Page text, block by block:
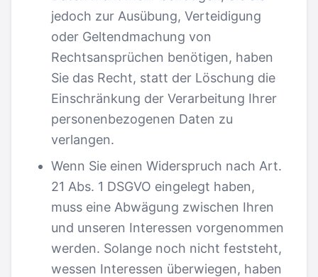
jedoch zur Ausübung, Verteidigung
oder Geltendmachung von
Rechtsansprüchen benötigen, haben
Sie das Recht, statt der Löschung die
Einschränkung der Verarbeitung Ihrer
personenbezogenen Daten zu
verlangen.
Wenn Sie einen Widerspruch nach Art.
21 Abs. 1 DSGVO eingelegt haben,
muss eine Abwägung zwischen Ihren
und unseren Interessen vorgenommen
werden. Solange noch nicht feststeht,
wessen Interessen überwiegen, haben